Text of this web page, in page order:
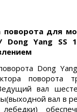
поворота для
Dong Yang SS
Dong
поворота
вал
вал в
лебедки)